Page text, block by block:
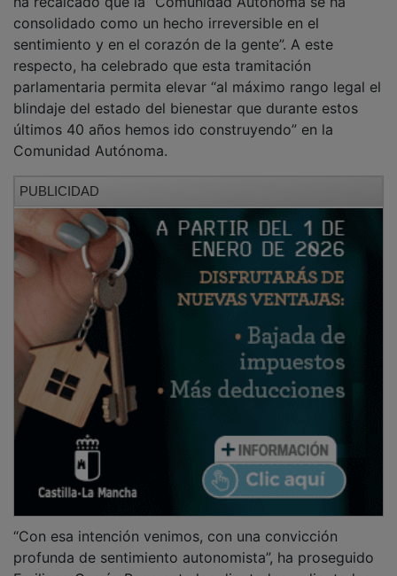
consolidado como un hecho irreversible en el
sentimiento y en el corazón de la gente”. A este
respecto, ha celebrado que esta tramitación
parlamentaria permita elevar “al máximo rango legal el
blindaje del estado del bienestar que durante estos
últimos 40 años hemos ido construyendo” en la
Comunidad Autónoma.
profunda de sentimiento autonomista”, ha proseguido
Emiliano García-Page ante los diputados y diputadas